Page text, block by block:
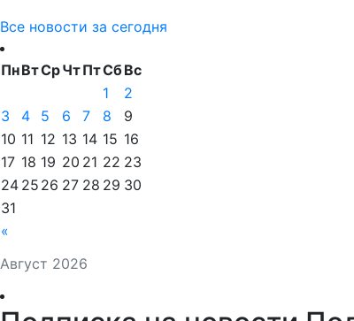
Все новости за сегодня
Август 2026
ПнВтСрЧтПтСбВс
«
1
2
3
4 5 6 7 8
9
10 11 12 13 14 15 16
17 18 19 20 21 22 23
24 25 26 27 28 29 30
31